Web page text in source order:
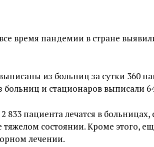
время пандемии в стране
из больниц за сутки 360
и стационаров выписали
833 пациента лечатся в
состоянии. Кроме этого,
лечении.